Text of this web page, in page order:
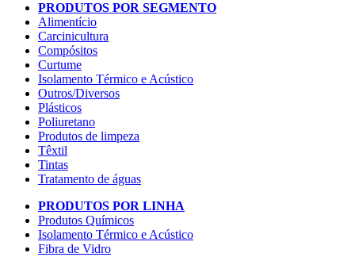
PRODUTOS POR SEGMENTO
Alimentício
Carcinicultura
Compósitos
Curtume
Isolamento Térmico e Acústico
Outros/Diversos
Plásticos
Poliuretano
Produtos de limpeza
Têxtil
Tintas
Tratamento de águas
PRODUTOS POR LINHA
Produtos Químicos
Isolamento Térmico e Acústico
Fibra de Vidro